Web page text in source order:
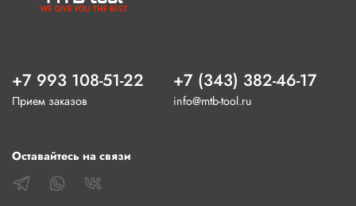
+7 993 108-51-22
Прием заказов
+7 (343) 382-46-17
info@mtb-tool.ru
Оставайтесь на связи